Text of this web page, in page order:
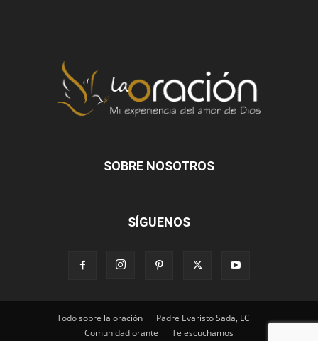
SOBRE NOSOTROS
SÍGUENOS
Todo sobre la oración
Padre Evaristo Sada, LC
Comunidad orante
Te escuchamos